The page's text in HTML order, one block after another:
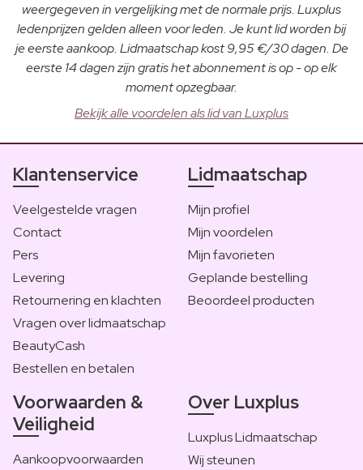
weergegeven in vergelijking met de normale prijs. Luxplus
ledenprijzen gelden alleen voor leden. Je kunt lid worden bij
je eerste aankoop. Lidmaatschap kost 9,95 €/30 dagen. De
eerste 14 dagen zijn gratis het abonnement is op - op elk
moment opzegbaar.
Bekijk alle voordelen als lid van Luxplus
Klantenservice
Veelgestelde vragen
Contact
Pers
Levering
Retournering en klachten
Vragen over lidmaatschap
BeautyCash
Bestellen en betalen
Lidmaatschap
Mijn profiel
Mijn voordelen
Mijn favorieten
Geplande bestelling
Beoordeel producten
Voorwaarden &
Veiligheid
Aankoopvoorwaarden
Over Luxplus
Luxplus Lidmaatschap
Wij steunen